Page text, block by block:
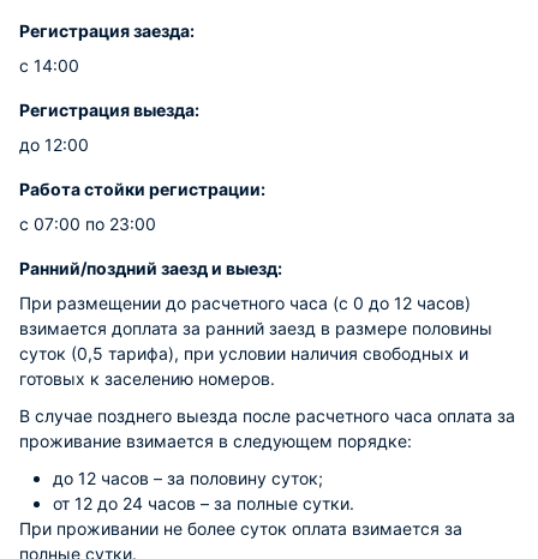
Регистрация заезда:
с 14:00
Регистрация выезда:
до 12:00
Работа стойки регистрации:
с 07:00 по 23:00
Ранний/поздний заезд и выезд:
При размещении до расчетного часа (с 0 до 12 часов)
взимается доплата за ранний заезд в размере половины
суток (0,5 тарифа), при условии наличия свободных и
готовых к заселению номеров.
В случае позднего выезда после расчетного часа оплата за
проживание взимается в следующем порядке:
до 12 часов – за половину суток;
от 12 до 24 часов – за полные сутки.
При проживании не более суток оплата взимается за
полные сутки.